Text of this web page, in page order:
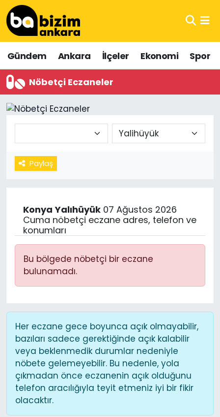
Gündem Ankara İlçeler Ekonomi Spor
Nöbetçi Eczaneler
Paylaş
Konya Yalıhüyük07 Ağustos 2026
Cuma nöbetçi eczane adres, telefon ve
konumları
Bu bölgede nöbetçi bir eczane
bulunamadı.
Her eczane gece boyunca açık olmayabilir,
bazıları sadece gerektiğinde açık kalabilir
veya beklenmedik durumlar nedeniyle
nöbete gelemeyebilir. Bu nedenle, yola
çıkmadan önce eczanenin açık olduğunu
telefon aracılığıyla teyit etmeniz iyi bir fikir
olacaktır.
Hava Durumu
Trafik Durumu
Süper Lig Puan Durumu ve Fikstür
Tüm Manşetler
Son Dakika Haberleri
Haber Arşivi